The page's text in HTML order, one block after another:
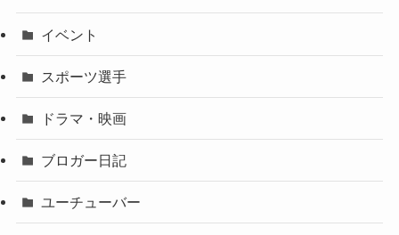
イベント
スポーツ選手
ドラマ・映画
ブロガー日記
ユーチューバー